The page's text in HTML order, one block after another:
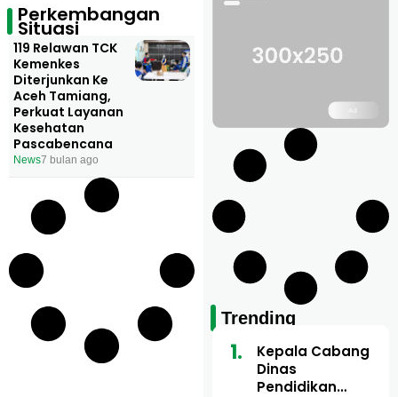
Perkembangan
Situasi
119 Relawan TCK
Kemenkes
Diterjunkan Ke
Aceh Tamiang,
Perkuat Layanan
Kesehatan
Pascabencana
News7 bulan ago
Trending
Kepala Cabang
Dinas
Pendidikan